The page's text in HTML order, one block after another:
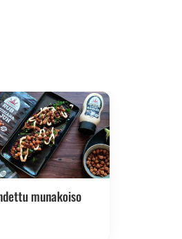
munakoiso